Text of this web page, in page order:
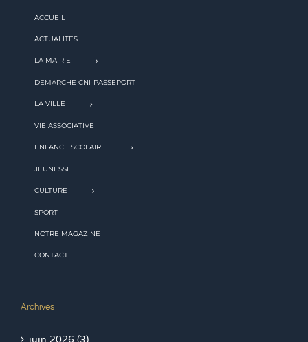
ACCUEIL
ACTUALITES
LA MAIRIE
DEMARCHE CNI-PASSEPORT
LA VILLE
VIE ASSOCIATIVE
ENFANCE SCOLAIRE
JEUNESSE
CULTURE
SPORT
NOTRE MAGAZINE
CONTACT
Archives